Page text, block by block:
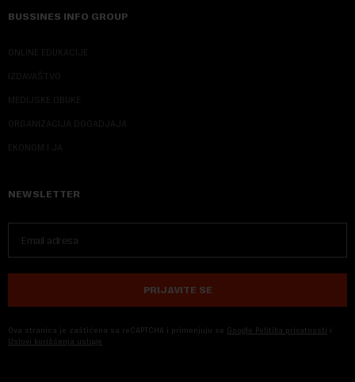
BUSSINES INFO GROUP
ONLINE EDUKACIJE
IZDAVAŠTVO
MEDIJSKE OBUKE
ORGANIZACIJA DOGADJAJA
EKONOM I JA
NEWSLETTER
PRIJAVITE SE
Ova stranica je zaštićena sa reCAPTCHA i primenjuju se Google Politika privatnosti i
Uslovi korišćenja usluge